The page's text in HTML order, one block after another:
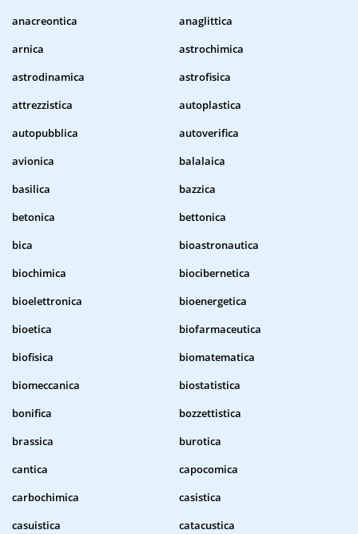
anacreontica
anaglittica
arnica
astrochimica
astrodinamica
astrofisica
attrezzistica
autoplastica
autopubblica
autoverifica
avionica
balalaica
basilica
bazzica
betonica
bettonica
bica
bioastronautica
biochimica
biocibernetica
bioelettronica
bioenergetica
bioetica
biofarmaceutica
biofisica
biomatematica
biomeccanica
biostatistica
bonifica
bozzettistica
brassica
burotica
cantica
capocomica
carbochimica
casistica
casuistica
catacustica